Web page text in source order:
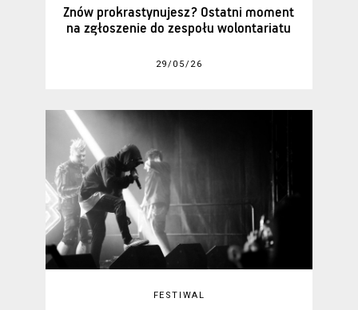
Znów prokrastynujesz? Ostatni moment
na zgłoszenie do zespołu wolontariatu
29/05/26
FESTIWAL